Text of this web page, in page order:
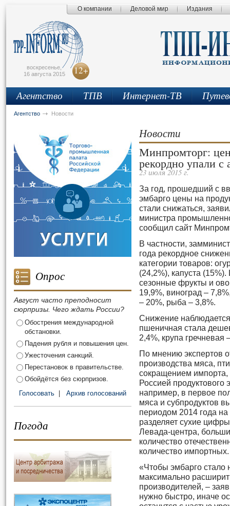
О компании Деловой мир Издания
воскресенье,
16 августа 2015
12+
Агентство ТПВ Интернет-ТВ
Агентство Новости
Опрос
Август часто преподносит
сюрпризы. Чего ждать России?
Обострения международной
обстановки.
Падения рубля и повышения цен.
Ужесточения санкций.
Перестановок в правительстве.
Обойдётся без сюрпризов.
Голосовать
Архив голосований
Погода
Новости
Минпромторг:
рекордно упали с
23 июля 2015 г.
За год, прошедший с
эмбарго цены на
стали снижаться,
министра
сообщил сайт
В частности,
года рекордное
категории товаров:
(24,2%), капуста
сезонные фрукты и
19,9%, виноград –
– 20%, рыба – 3,8%.
Снижение
пшеничная стала
2,4%, крупа гречневая
По мнению экспертов
производства мяса,
сокращением импорта,
Россией
например, в первое
мяса и субпродуктов
периодом 2014 года
разделяет сухие
Левада-центра,
количество
количество импортных.
«Чтобы эмбарго
максимально
производителей, –
нужно быстро, иначе